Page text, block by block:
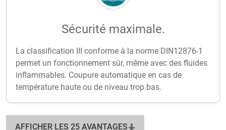
Sécurité maximale.
La classification III conforme à la norme DIN12876-1
permet un fonctionnement sûr, même avec des fluides
inflammables. Coupure automatique en cas de
température haute ou de niveau trop bas.
AFFICHER LES 25 AVANTAGES